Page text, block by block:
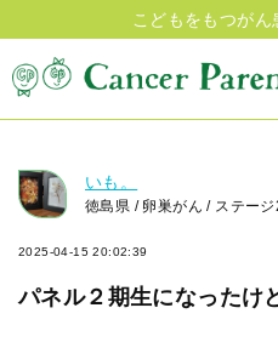
こどもをもつがん
いも。
徳島県 / 卵巣がん / ステージ
2025-04-15 20:02:39
パネル２期生になったけ